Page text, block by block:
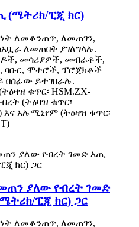
(ሜትሪክ/ፒጂ ክር)
ለመቆንጠጥ, ለመጠገን,
ለመጠበቅ ያገለግላሉ.
መሳሪያዎች, መብራቶች,
ባቡር, ሞተሮች, ፕሮጀክቶች
በሰፊው ይተገበራሉ.
ቁጥር፡ HSM.ZX-
(ትዕዛዝ ቁጥር፡
እና አሉሚኒየም (ትዕዛዝ ቁጥር፡
ያለው የብረት ገመድ
ፒጂ ክር) ጋር
ለመቆንጠጥ, ለመጠገን,